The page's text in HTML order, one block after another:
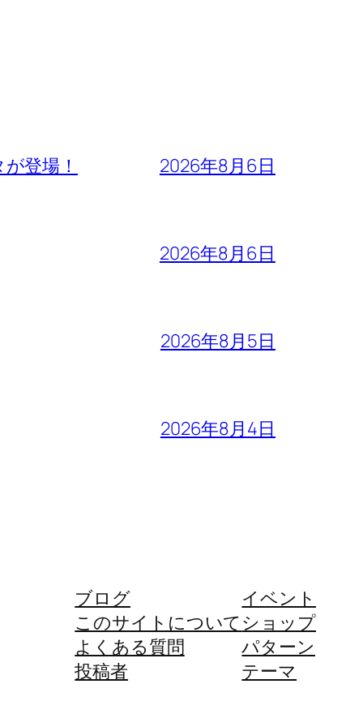
登場！ 2026年8月6日
2026年8月6日
2026年8月5日
2026年8月4日
ブログ
このサイトについて
よくある質問
投稿者
イベント
ショップ
パターン
テーマ